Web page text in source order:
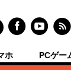
ホ PCゲー